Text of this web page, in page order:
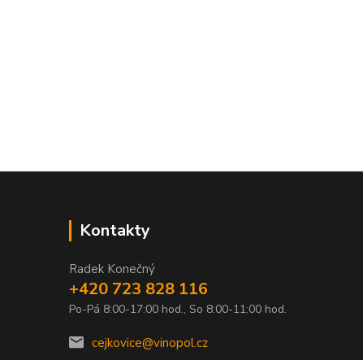
Kontakty
Radek Konečný
+420 723 828 116
Po-Pá 8:00-17:00 hod., So 8:00-11:00 hod.
cejkovice@vinopol.cz